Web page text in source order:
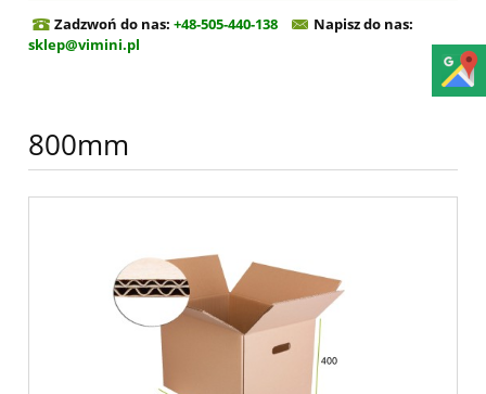
Zadzwoń do nas: +48-505-440-138 Napisz do nas:
sklep@vimini.pl
800mm